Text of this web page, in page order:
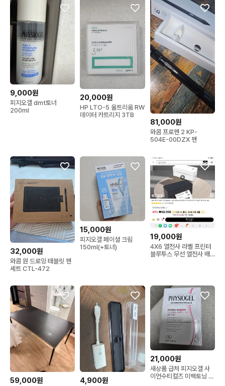
9,000원
피지오겔 dmt토너
200ml
20,000원
HP LTO-5 울트리움 RW
데이터 카트리지 3TB
81,000원
와콤 프로펜 2 KP-
504E-00DZX 펜
32,000원
와콤 원 드로잉 태블릿 펜
세트 CTL-472
15,000원
피지오겔 페이셜 크림
150ml(+토너)
19,000원
4X6 열전사 라벨 프린터
블루투스 무선 열전사 배
59,000원 4,900원
21,000원
새상품 급처 피지오겔 사
이언수티컬즈 미백토닝 앰